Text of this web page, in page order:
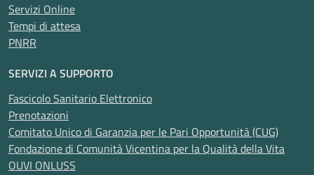
Servizi Online
Tempi di attesa
PNRR
SERVIZI A SUPPORTO
Fascicolo Sanitario Elettronico
Prenotazioni
Comitato Unico di Garanzia per le Pari Opportunità (CUG)
Fondazione di Comunità Vicentina per la Qualità della Vita
OUVI ONLUSS